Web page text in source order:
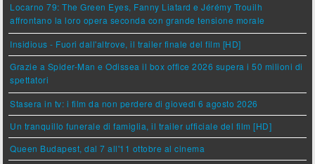
Locarno 79: The Green Eyes, Fanny Liatard e Jérémy Trouilh
affrontano la loro opera seconda con grande tensione morale
Insidious - Fuori dall'altrove, il trailer finale del film [HD]
Grazie a Spider-Man e Odissea il box office 2026 supera i 50 milioni di
spettatori
Stasera in tv: i film da non perdere di giovedì 6 agosto 2026
Un tranquillo funerale di famiglia, il trailer ufficiale del film [HD]
Queen Budapest, dal 7 all'11 ottobre al cinema